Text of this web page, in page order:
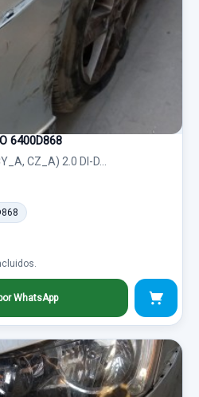
6400D868
CZ_A) 2.0 DI-D...
WhatsApp